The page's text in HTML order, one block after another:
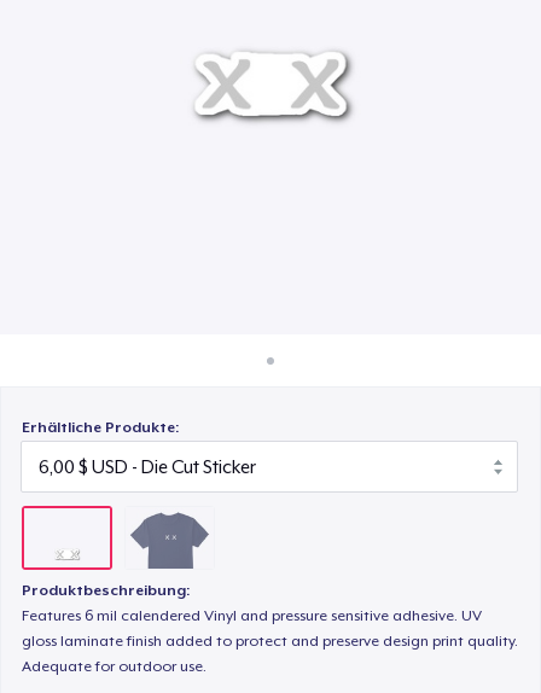
Überall verkaufen
Etwas verkaufen
Erhältliche Produkte:
Produktbeschreibung:
Features 6 mil calendered Vinyl and pressure sensitive adhesive. UV
gloss laminate finish added to protect and preserve design print quality.
Adequate for outdoor use.